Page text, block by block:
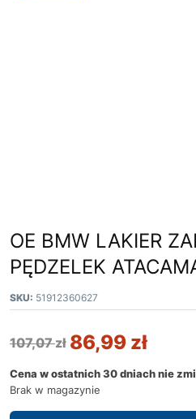
OE BMW LAKIER
PĘDZELEK
SKU: 51912360627
107,07zł 86,99 zł
Cena w ostatnich 30 dniach nie
Brak w magazynie